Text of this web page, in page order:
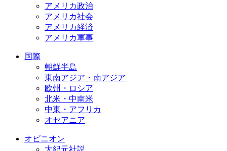
アメリカ政治
アメリカ社会
アメリカ経済
アメリカ軍事
国際
朝鮮半島
東南アジア・南アジア
欧州・ロシア
北米・中南米
中東・アフリカ
オセアニア
オピニオン
大紀元社説